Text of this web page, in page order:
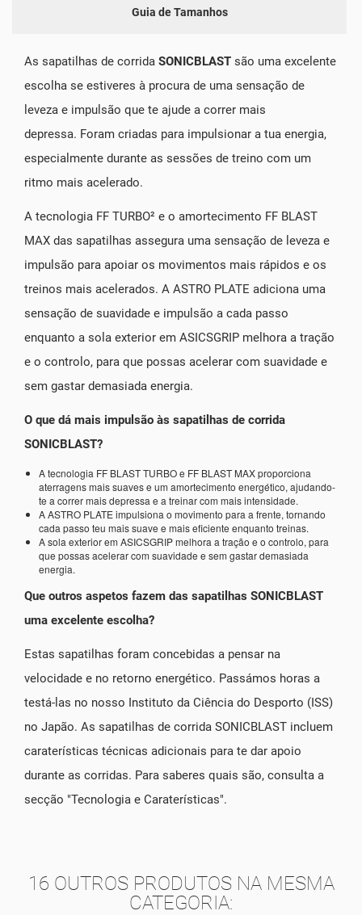
Guia de Tamanhos
As sapatilhas de corrida SONICBLAST são uma excelente
escolha se estiveres à procura de uma sensação de
leveza e impulsão que te ajude a correr mais
depressa. Foram criadas para impulsionar a tua energia,
especialmente durante as sessões de treino com um
ritmo mais acelerado.
A tecnologia FF TURBO² e o amortecimento FF BLAST
MAX das sapatilhas assegura uma sensação de leveza e
impulsão para apoiar os movimentos mais rápidos e os
treinos mais acelerados. A ASTRO PLATE adiciona uma
sensação de suavidade e impulsão a cada passo
enquanto a sola exterior em ASICSGRIP melhora a tração
e o controlo, para que possas acelerar com suavidade e
sem gastar demasiada energia.
O que dá mais impulsão às sapatilhas de corrida
SONICBLAST?
A tecnologia FF BLAST TURBO e FF BLAST MAX proporciona
aterragens mais suaves e um amortecimento energético, ajudando-
te a correr mais depressa e a treinar com mais intensidade.
A ASTRO PLATE impulsiona o movimento para a frente, tornando
cada passo teu mais suave e mais eficiente enquanto treinas.
A sola exterior em ASICSGRIP melhora a tração e o controlo, para
que possas acelerar com suavidade e sem gastar demasiada
energia.
Que outros aspetos fazem das sapatilhas SONICBLAST
uma excelente escolha?
Estas sapatilhas foram concebidas a pensar na
velocidade e no retorno energético. Passámos horas a
testá-las no nosso Instituto da Ciência do Desporto (ISS)
no Japão. As sapatilhas de corrida SONICBLAST incluem
caraterísticas técnicas adicionais para te dar apoio
durante as corridas. Para saberes quais são, consulta a
secção "Tecnologia e Caraterísticas".
16 OUTROS PRODUTOS NA MESMA
CATEGORIA: